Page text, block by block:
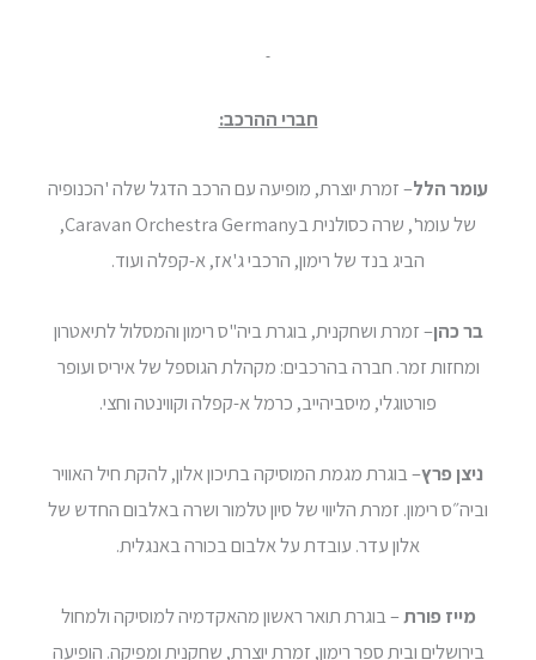
חברי ההרכב:
עומר הלל– זמרת יוצרת, מופיעה עם הרכב הדגל שלה 'הכנופיה
של עומר', שרה כסולנית בCaravan Orchestra Germany,
הביג בנד של רימון, הרכבי ג'אז, א-קפלה ועוד.
בר כהן– זמרת ושחקנית, בוגרת ביה"ס רימון והמסלול לתיאטרון
ומחזות זמר. חברה בהרכבים: מקהלת הגוספל של איריס ועופר
פורטוגלי, מיסביהייב, כרמל א-קפלה וקווינטה וחצי.
ניצן פרץ– בוגרת מגמת המוסיקה בתיכון אלון, להקת חיל האוויר
וביה״ס רימון. זמרת הליווי של סיון טלמור ושרה באלבום החדש של
אלון עדר. עובדת על אלבום בכורה באנגלית.
מייז פורת– בוגרת תואר ראשון מהאקדמיה למוסיקה ולמחול
בירושלים ובית ספר רימון, זמרת יוצרת, שחקנית ומפיקה. הופיעה